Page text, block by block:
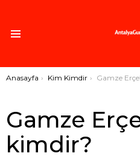
Buradasınız:
Anasayfa Kim Kimdir Gamze Erçel
Gamze
kimdir?